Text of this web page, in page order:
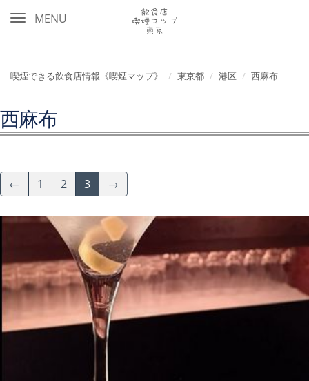
MENU
喫煙できる飲食店情報《喫煙マップ》 東京都 港区 西麻布
西麻布
← 1 2 3 →